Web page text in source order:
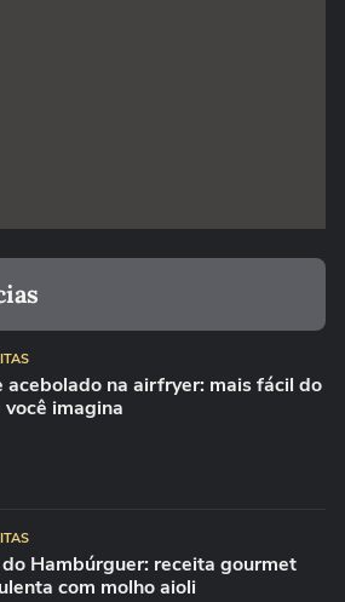
acebolado na airfryer: mais fácil do
você imagina
Hambúrguer: receita gourmet
com molho aioli